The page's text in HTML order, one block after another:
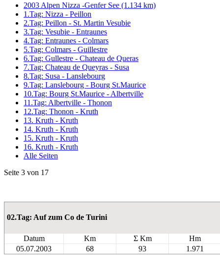
2003 Alpen Nizza -Genfer See (1.134 km)
1.Tag: Nizza - Peillon
2.Tag: Peillon - St. Martin Vesubie
3.Tag: Vesubie - Entraunes
4.Tag: Entraunes - Colmars
5.Tag: Colmars - Guillestre
6.Tag: Gullestre - Chateau de Queras
7.Tag: Chateau de Queyras - Susa
8.Tag: Susa - Lanslebourg
9.Tag: Lanslebourg - Bourg St.Maurice
10.Tag: Bourg St.Maurice - Albertville
11.Tag: Albertville - Thonon
12.Tag: Thonon - Kruth
13. Kruth - Kruth
14. Kruth - Kruth
15. Kruth - Kruth
16. Kruth - Kruth
Alle Seiten
Seite 3 von 17
02.Tag: Auf zum Co de Turini
Datum Km Σ Km
Hm
05.07.2003
68 93 1.971